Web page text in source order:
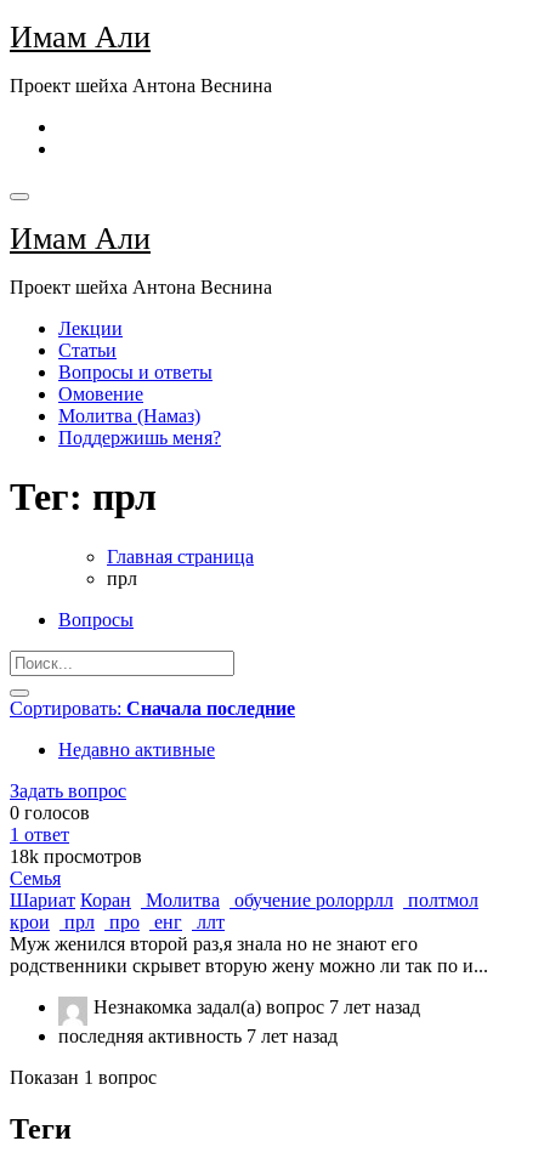
Перейти
к
Имам Али
Проект шейха Антона Веснина
Имам Али
Проект шейха Антона Веснина
Лекции
Статьи
Вопросы и ответы
Омовение
Молитва (Намаз)
Поддержишь меня?
Тег: прл
Главная страница
прл
Вопросы
Сортировать: Сначала последние
Недавно активные
Задать вопрос
0 голосов
1 ответ
18k просмотров
Семья
Шариат Коран Молитва обучение ролоррлл
полтмол
крои
прл про енг
ллт
Муж женился второй раз,я знала но не знают его
родственники скрывет вторую жену можно ли так по и...
Незнакомка задал(а) вопрос 7 лет назад
последняя активность 7 лет назад
Показан 1 вопрос
Теги